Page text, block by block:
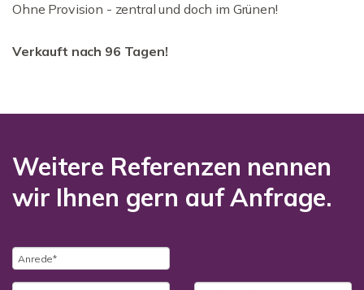
Ohne Provision - zentral und doch im Grünen!
Verkauft nach 96 Tagen!
Weitere Referenzen nennen
wir Ihnen gern auf Anfrage.